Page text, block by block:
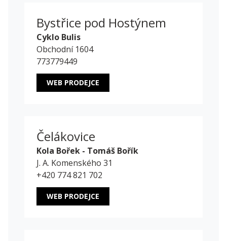
Bystřice pod Hostýnem
Cyklo Bulis
Obchodní 1604
773779449
WEB PRODEJCE
Čelákovice
Kola Bořek - Tomáš Bořík
J. A. Komenského 31
+420 774 821 702
WEB PRODEJCE